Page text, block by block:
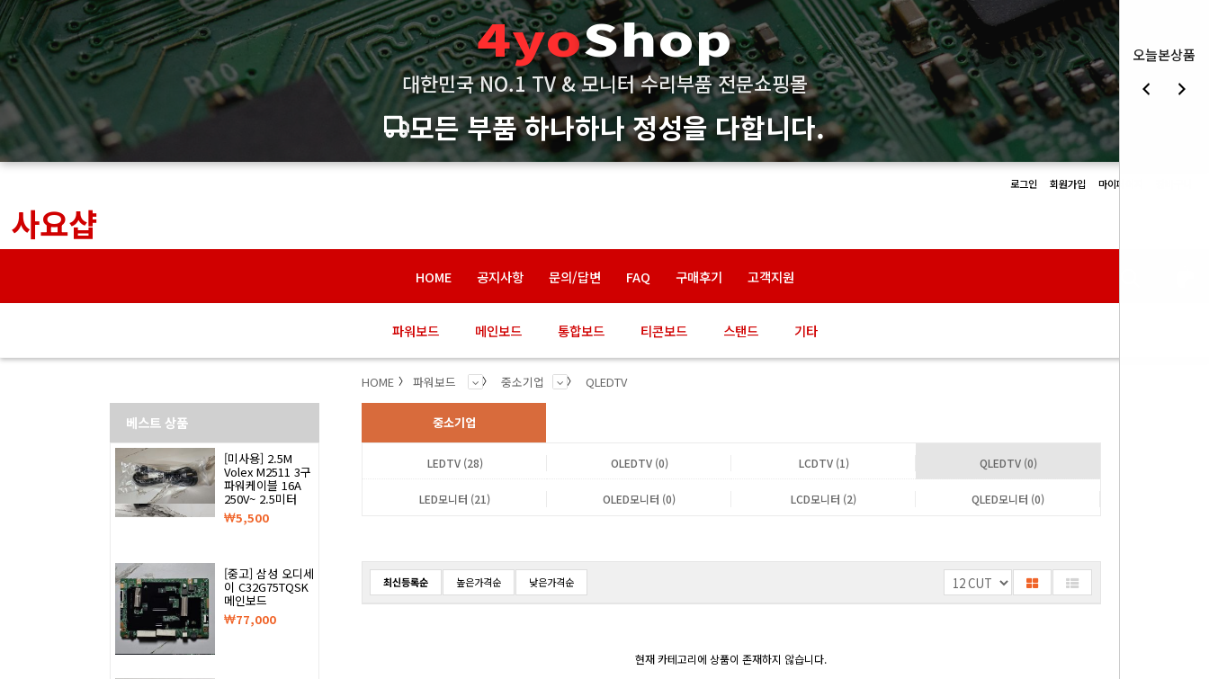
4yoShop
대한민국 NO.1 TV & 모니터 수리부품 전문쇼핑몰
모든 부품 하나하나 정성을 다합니다.
사요샵
로그인 회원가입 마이페이지
HOME 공지사항 문의/답변 FAQ 구매후기 고객지원
파워보드 메인보드 통합보드 티콘보드 스탠드 기타
HOME 파워보드 중소기업 QLEDTV
중소기업
LEDTV (28) OLEDTV (0) LCDTV (1) QLEDTV (0)
LED모니터 (21) OLED모니터 (0) LCD모니터 (2) QLED모니터 (0)
최신등록순 높은가격순 낮은가격순
현재 카테고리에 상품이 존재하지 않습니다.
베스트 상품
[미사용] 2.5M
Volex M2511 3구
파워케이블 16A
250V~ 2.5미터
5,500
[중고] 삼성 오디세
이 C32G75TQSK
메인보드
77,000
오늘본상품